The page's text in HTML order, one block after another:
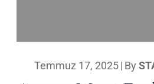
Temmuz 17, 2025| By